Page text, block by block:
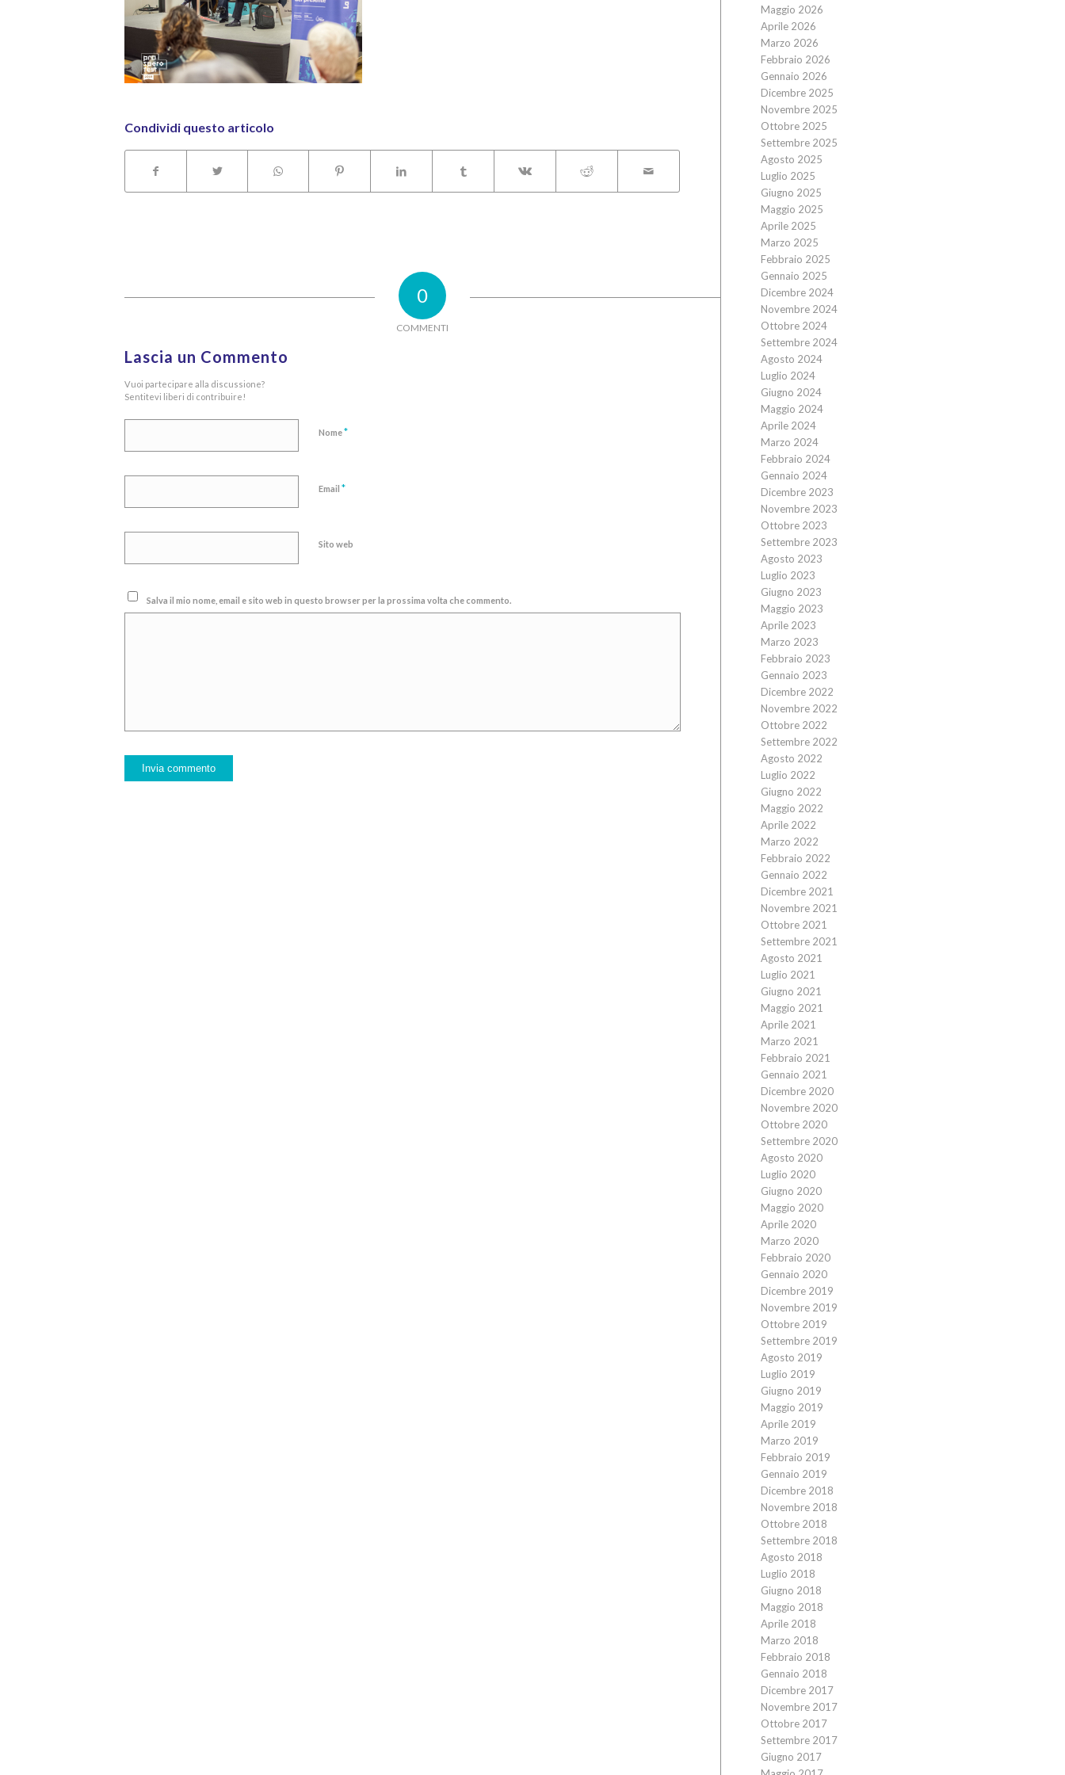
Condividi questo articolo
0
COMMENTI
Lascia un Commento
Vuoi partecipare alla discussione?
Sentitevi liberi di contribuire!
Nome*
Email *
Sito web
Salva il mio nome, email e sito web in questo browser per la prossima volta che commento.
Maggio 2026
Aprile 2026
Marzo 2026
Febbraio 2026
Gennaio 2026
Dicembre 2025
Novembre 2025
Ottobre 2025
Settembre 2025
Agosto 2025
Luglio 2025
Giugno 2025
Maggio 2025
Aprile 2025
Marzo 2025
Febbraio 2025
Gennaio 2025
Dicembre 2024
Novembre 2024
Ottobre 2024
Settembre 2024
Agosto 2024
Luglio 2024
Giugno 2024
Maggio 2024
Aprile 2024
Marzo 2024
Febbraio 2024
Gennaio 2024
Dicembre 2023
Novembre 2023
Ottobre 2023
Settembre 2023
Agosto 2023
Luglio 2023
Giugno 2023
Maggio 2023
Aprile 2023
Marzo 2023
Febbraio 2023
Gennaio 2023
Dicembre 2022
Novembre 2022
Ottobre 2022
Settembre 2022
Agosto 2022
Luglio 2022
Giugno 2022
Maggio 2022
Aprile 2022
Marzo 2022
Febbraio 2022
Gennaio 2022
Dicembre 2021
Novembre 2021
Ottobre 2021
Settembre 2021
Agosto 2021
Luglio 2021
Giugno 2021
Maggio 2021
Aprile 2021
Marzo 2021
Febbraio 2021
Gennaio 2021
Dicembre 2020
Novembre 2020
Ottobre 2020
Settembre 2020
Agosto 2020
Luglio 2020
Giugno 2020
Maggio 2020
Aprile 2020
Marzo 2020
Febbraio 2020
Gennaio 2020
Dicembre 2019
Novembre 2019
Ottobre 2019
Settembre 2019
Agosto 2019
Luglio 2019
Giugno 2019
Maggio 2019
Aprile 2019
Marzo 2019
Febbraio 2019
Gennaio 2019
Dicembre 2018
Novembre 2018
Ottobre 2018
Settembre 2018
Agosto 2018
Luglio 2018
Giugno 2018
Maggio 2018
Aprile 2018
Marzo 2018
Febbraio 2018
Gennaio 2018
Dicembre 2017
Novembre 2017
Ottobre 2017
Settembre 2017
Giugno 2017